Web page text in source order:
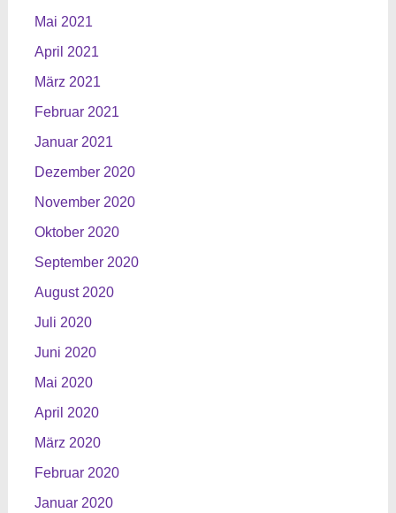
Mai 2021
April 2021
März 2021
Februar 2021
Januar 2021
Dezember 2020
November 2020
Oktober 2020
September 2020
August 2020
Juli 2020
Juni 2020
Mai 2020
April 2020
März 2020
Februar 2020
Januar 2020